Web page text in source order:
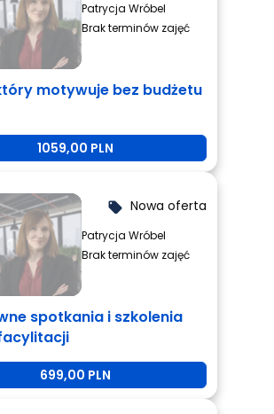
Patrycja Wróbel
Brak terminów zajęć
motywuje bez budżetu
1059,00 PLN
local_offer Nowa oferta
Patrycja Wróbel
Brak terminów zajęć
spotkania i szkolenia
699,00 PLN